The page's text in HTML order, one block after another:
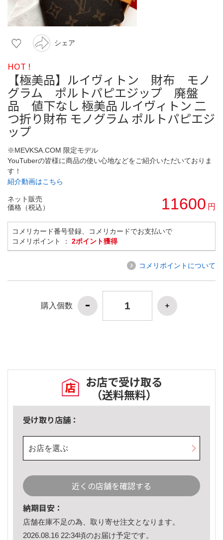
シェア
HOT !
【極美品】ルイヴィトン 財布 モノ
グラム ポルトパピエジップ 廃盤
品 値下なし 極美品 ルイヴィトン 二
つ折り財布 モノグラム ポルトパピエジ
ップ
※MEVKSA.COM 限定モデル
YouTuberの皆様に商品の使い心地などをご紹介いただいておりま
す！
紹介動画はこちら
ネット販売
価格（税込）
11600 円
コメリカード番号登録、コメリカードでお支払いで
コメリポイント ： 2ポイント獲得
コメリポイントについて
購入個数
お店で受け取る
（送料無料）
受け取り店舗：
お店を選ぶ
近くの店舗を確認する
納期目安：
店舗在庫不足の為、取り寄せ注文となります。
2026.08.16 22:34頃のお届け予定です。